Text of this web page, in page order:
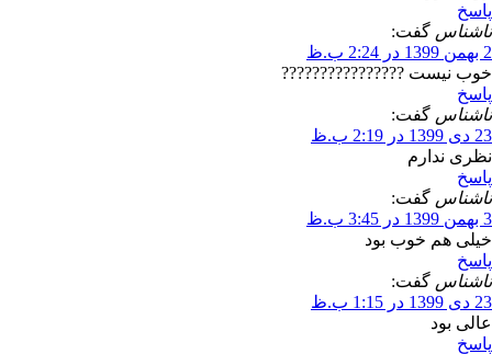
پاسخ
ناشناس گفت:
2 بهمن 1399 در 2:24 ب.ظ
خوب نیست ????????????????
پاسخ
ناشناس گفت:
23 دی 1399 در 2:19 ب.ظ
نظری ندارم
پاسخ
ناشناس گفت:
3 بهمن 1399 در 3:45 ب.ظ
خیلی هم خوب بود
پاسخ
ناشناس گفت:
23 دی 1399 در 1:15 ب.ظ
عالی بود
پاسخ